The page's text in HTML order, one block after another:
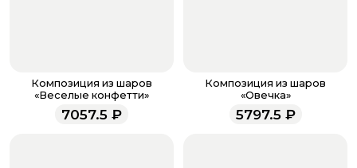
звоните по номеру телефона
напишите WhatsApp
+7 937 333-66-53. Наши
менеджеры работают ежедневно с 9.00 до 23.00 и
всегда рады проконсультировать вас.
Композиция из шаров
«Веселые конфетти»
7057.5 ₽
Композиция из шаров
«Овечка»
5797.5₽